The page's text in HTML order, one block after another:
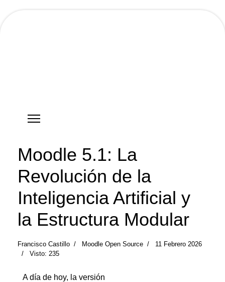
Moodle 5.1: La
Revolución de la
Inteligencia Artificial y
la Estructura Modular
Francisco Castillo Moodle Open Source
11 Febrero 2026
Visto: 235
A día de hoy, la versión